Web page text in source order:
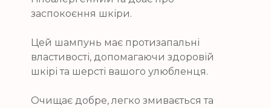
заспокоєння шкіри.
Цей шампунь має протизапальні
властивості, допомагаючи здоровій
шкірі та шерсті вашого улюбленця.
Очищає добре, легко змивається та